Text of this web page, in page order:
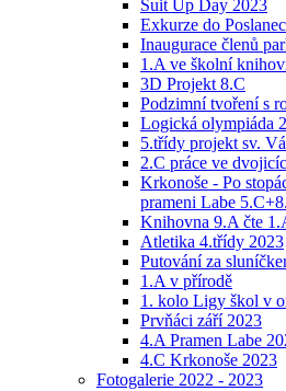
Suit Up Day 2023
Exkurze do
Inaugurace členů
1.A ve školní
3D Projekt 8.C
Podzimní tvoření s
Logická olympiáda
5.třídy projekt sv.
2.C práce ve
Krkonoše - Po
prameni Labe
Knihovna 9.A čte
Atletika 4.třídy 2023
Putování za
1.A v přírodě
1. kolo Ligy škol v
Prvňáci září 2023
4.A Pramen Labe
4.C Krkonoše 2023
Fotogalerie 2022 - 2023